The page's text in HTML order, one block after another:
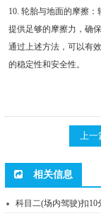
10. 轮胎与地面的摩擦
提供足够的摩擦力，确
通过上述方法，可以有
的稳定性和安全性。
上一
相关信息
科目二(场内驾驶)扣10